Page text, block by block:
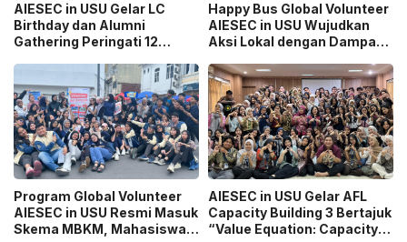
AIESEC in USU Gelar LC
Birthday dan Alumni
Gathering Peringati 12
Happy Bus Global Volunteer
AIESEC in USU Wujudkan
Aksi Lokal dengan Dampak
Program Global Volunteer
AIESEC in USU Resmi Masuk
Skema MBKM, Mahasiswa
AIESEC in USU Gelar AFL
Capacity Building 3 Bertajuk
“Value Equation: Capacity